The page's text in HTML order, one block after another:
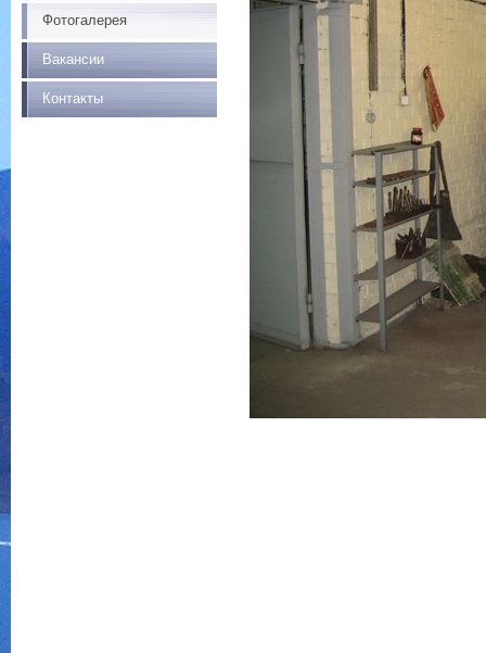
Фотогалерея
Вакансии
Контакты